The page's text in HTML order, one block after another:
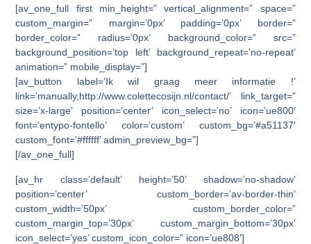
[av_one_full first min_height=” vertical_alignment=” space=”
custom_margin=” margin=’0px’ padding=’0px’ border=”
border_color=” radius=’0px’ background_color=” src=”
background_position=’top left’ background_repeat=’no-repeat’
animation=” mobile_display=”]
[av_button label=’Ik wil graag meer informatie !’
link=’manually,http://www.colettecosijn.nl/contact/’ link_target=”
size=’x-large’ position=’center’ icon_select=’no’ icon=’ue800′
font=’entypo-fontello’ color=’custom’ custom_bg=’#a51137′
custom_font=’#ffffff’ admin_preview_bg=”]
[/av_one_full]
[av_hr class=’default’ height=’50’ shadow=’no-shadow’
position=’center’ custom_border=’av-border-thin’
custom_width=’50px’ custom_border_color=”
custom_margin_top=’30px’ custom_margin_bottom=’30px’
icon_select=’yes’ custom_icon_color=” icon=’ue808′]